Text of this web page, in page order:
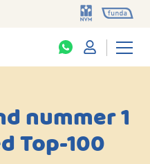
nummer 1
Top-100